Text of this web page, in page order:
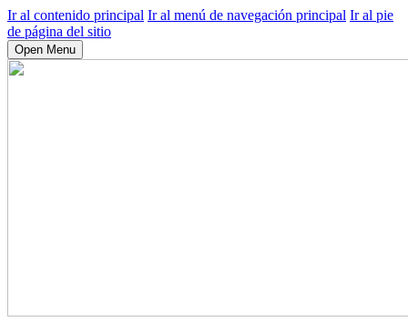
Ir al contenido principal Ir al menú de navegación principal Ir al pie
de página del sitio
Open Menu